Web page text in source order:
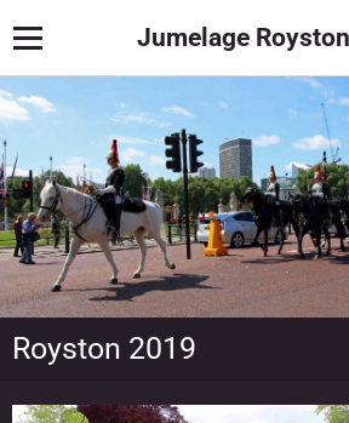
Jumelage
Royston 2019